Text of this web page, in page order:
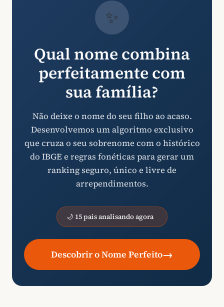
✨
Qual nome combina
perfeitamente com
sua família?
Não deixe o nome do seu filho ao acaso.
Desenvolvemos um algoritmo exclusivo
que cruza o seu sobrenome com o histórico
do IBGE e regras fonéticas para gerar um
ranking seguro, único e livre de
arrependimentos.
🌙 15 pais analisando agora
Descobrir o Nome Perfeito→